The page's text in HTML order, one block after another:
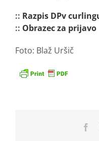
:: Razpis DPv
:: Obrazec za prijavo
Foto: Blaž Uršič